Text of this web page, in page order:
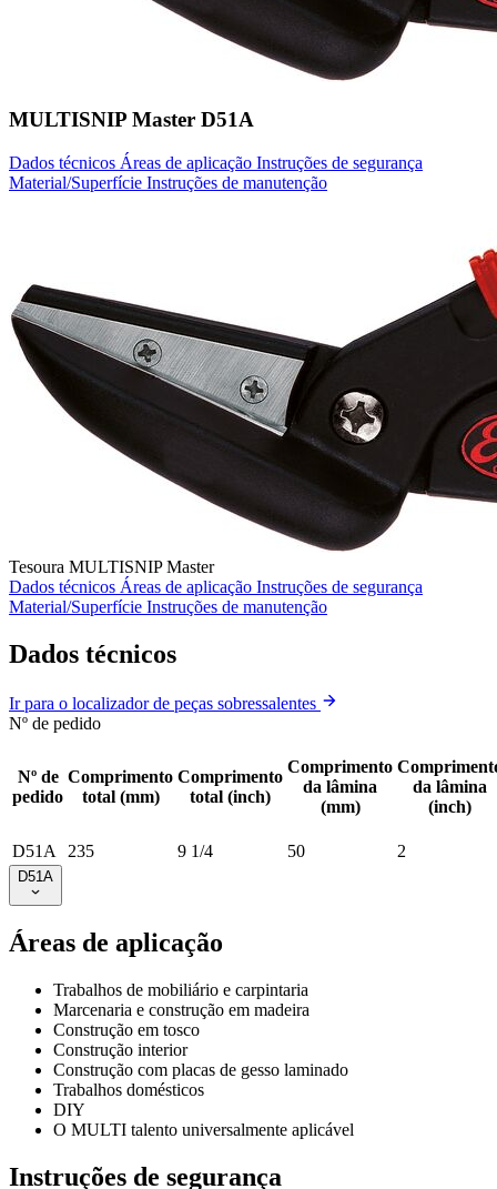
MULTISNIP Master D51A
Dados técnicos Áreas de aplicação Instruções de segurança
Material/Superfície Instruções de manutenção
Tesoura MULTISNIP Master
Dados técnicos Áreas de aplicação Instruções de segurança
Material/Superfície Instruções de manutenção
Dados técnicos
Ir para o localizador de peças sobressalentes
Nº de pedido
Nº de
pedido
Comprimento
total (mm)
Comprimento
total (inch)
Comprimento
da lâmina
(mm)
da lâmina
(inch)
D51A 235 9 1/4 50 2
D51A
Áreas de aplicação
Trabalhos de mobiliário e carpintaria
Marcenaria e construção em madeira
Construção em tosco
Construção interior
Construção com placas de gesso laminado
Trabalhos domésticos
DIY
O MULTI talento universalmente aplicável
Instruções de segurança